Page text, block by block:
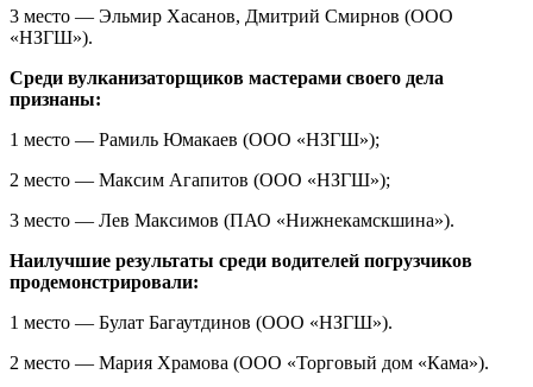
3 место — Эльмир Хасанов, Дмитрий Смирнов (ООО
«НЗГШ»).
Среди вулканизаторщиков мастерами своего дела
признаны:
1 место — Рамиль Юмакаев (ООО «НЗГШ»);
2 место — Максим Агапитов (ООО «НЗГШ»);
3 место — Лев Максимов (ПАО «Нижнекамскшина»).
Наилучшие результаты среди водителей погрузчиков
продемонстрировали:
1 место — Булат Багаутдинов (ООО «НЗГШ»).
2 место — Мария Храмова (ООО «Торговый дом «Кама»).